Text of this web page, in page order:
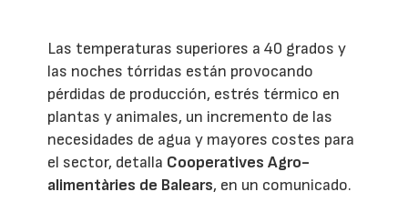
Las temperaturas superiores a 40 grados y
las noches tórridas están provocando
pérdidas de producción, estrés térmico en
plantas y animales, un incremento de las
necesidades de agua y mayores costes para
el sector, detalla Cooperatives Agro-
alimentàries de Balears, en un comunicado.